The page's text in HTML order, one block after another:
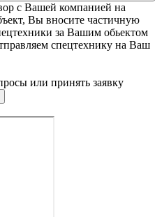
с Вашей компанией на
Вы вносите частичную
за Вашим обьектом
спецтехнику на Ваш
или принять заявку